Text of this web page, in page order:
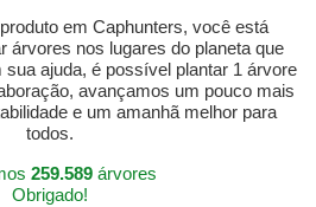
em Caphunters, você está
árvores nos lugares do planeta que
ajuda, é possível plantar 1 árvore
avançamos um pouco mais
e um amanhã melhor para
todos.
259.589árvores
Obrigado!